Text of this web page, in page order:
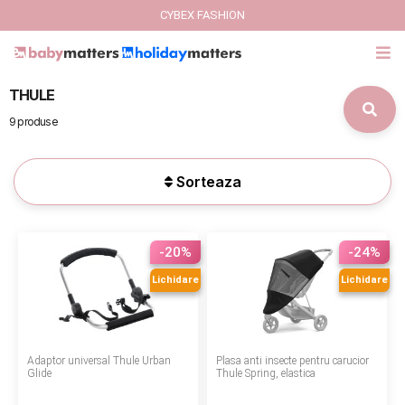
Italbaby Collections
CARUCIOARE COPII
SCAUNE AUTO
CYBEX FASHION
THULE
9 produse
Sorteaza
-20%
Lichidare
Adaptor universal Thule Urban
Glide
-24%
Lichidare
Plasa anti insecte pentru carucior
Thule Spring, elastica